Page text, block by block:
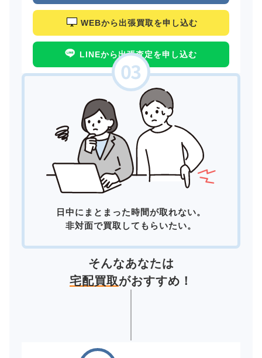
WEBから出張買取を申し込む
LINEから出張査定を申し込む
日中にまとまった時間が取れない。
非対面で買取してもらいたい。
そんなあなたは
宅配買取がおすすめ！